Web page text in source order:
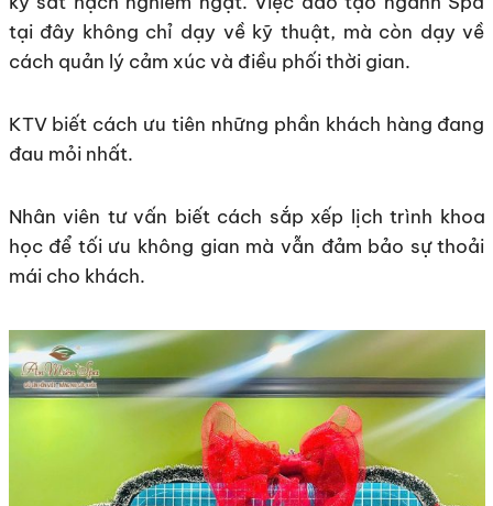
tại đây không chỉ dạy về kỹ thuật, mà còn dạy về
cách quản lý cảm xúc và điều phối thời gian.
KTV biết cách ưu tiên những phần khách hàng đang
đau mỏi nhất.
Nhân viên tư vấn biết cách sắp xếp lịch trình khoa
học để tối ưu không gian mà vẫn đảm bảo sự thoải
mái cho khách.